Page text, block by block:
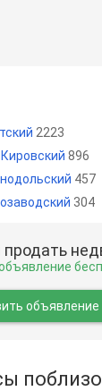
2223
Кировский 896
457
304
продать
объявление